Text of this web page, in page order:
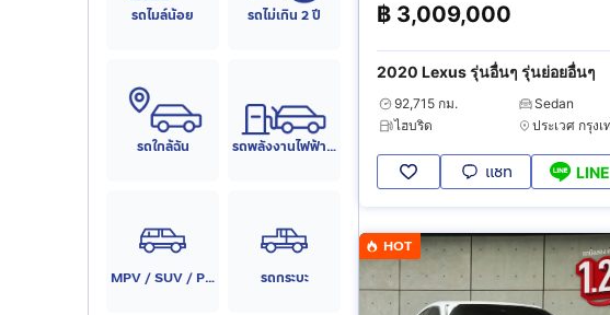
รถไมล์น้อย รถไม่เกิน 2 ปี
รถใกล้ฉัน รถพลังงานไฟฟ้า (EV)
MPV / SUV / PPV รถกระบะ
฿ 3,009,000
2020 Lexus รุ่นอื่นๆ รุ่นย่อยอื่นๆ
92,715 กม.
Sedan
ไฮบริด
แชท LINE
HOT